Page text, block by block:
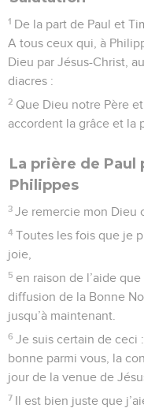
1 De la part de Paul et
A tous ceux qui, à
Dieu par Jésus-Christ,
diacres :
2 Que Dieu notre Père
accordent la grâce et la
La prière de Paul
Philippes
3 Je remercie mon Dieu
4 Toutes les fois que je
joie,
5 en raison de l’aide
diffusion de la Bonne
jusqu’à maintenant.
6 Je suis certain de
bonne parmi vous, la
jour de la venue de
7 Il est bien juste que